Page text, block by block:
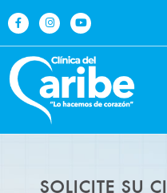
F
a
e
b
o
o
k
-
n
t
a
g
r
a
m
Y
o
t
u
b
e
SOLICITE SU